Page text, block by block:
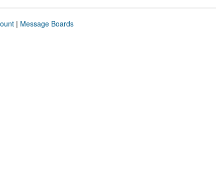
| Message Boards